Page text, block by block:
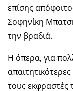
επίσης
Σοφηνίκη
την βραδιά.
Η όπερα, για
τους εκφραστές